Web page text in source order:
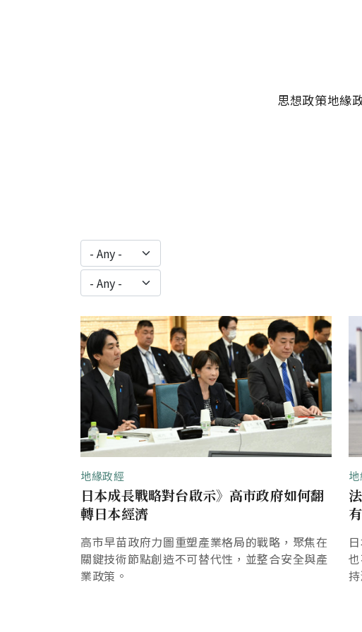
思想政策地緣
地緣政經
日本成長戰略對台啟示》高市政府如何翻
轉日本經濟
高市早苗政府力圖重塑產業格局的戰略，聚焦在
關鍵技術節點創造不可替代性，並整合安全與產
業政策。